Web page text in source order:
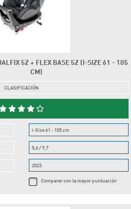
5Z + FLEX BASE 5Z (I-SIZE 61 - 105
CM)
CLASIFICACIÓN
i-Size 61 - 105 cm
5,6 / 9,7
2023
Comparar con la mayor puntuación